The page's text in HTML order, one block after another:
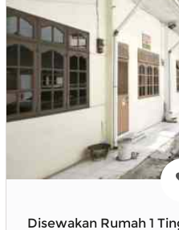
Disewakan Rumah 1